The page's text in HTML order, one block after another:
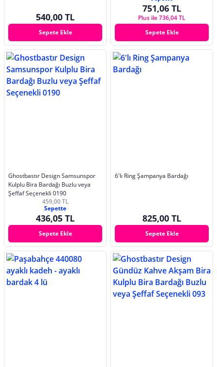
540,00 TL
Sepete Ekle
751,06 TL
Plus ile 736,04 TL
Sepete Ekle
Ghostbastır Design Samsunspor
Kulplu Bira Bardağı Buzlu veya
Şeffaf Seçenekli 0190
459,00 TL
Sepette
436,05 TL
Sepete Ekle
6'lı Ring Şampanya Bardağı
825,00 TL
Sepete Ekle